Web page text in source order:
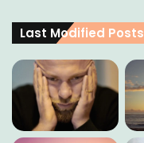
Last Modified Posts